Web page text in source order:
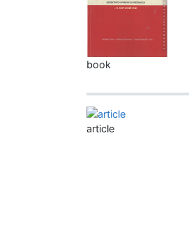
book
article